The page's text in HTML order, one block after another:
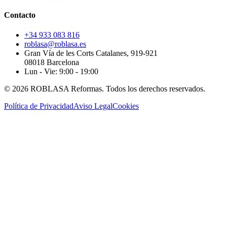
Contacto
+34 933 083 816
roblasa@roblasa.es
Gran Vía de les Corts Catalanes, 919-921
08018 Barcelona
Lun - Vie: 9:00 - 19:00
© 2026 ROBLASA Reformas. Todos los derechos reservados.
Política de PrivacidadAviso LegalCookies